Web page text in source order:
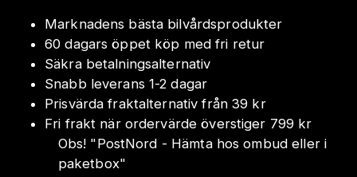
Marknadens bästa bilvårdsprodukter
60 dagars öppet köp med fri retur
Säkra betalningsalternativ
Snabb leverans 1-2 dagar
Prisvärda fraktalternativ från 39 kr
Fri frakt när ordervärde överstiger 799 kr
Obs! "PostNord - Hämta hos ombud eller i
paketbox"